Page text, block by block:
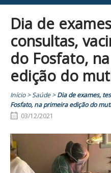
Dia de
consultas,
do Fosfato,
edição do
Início>Saúde>Dia de exames,
Fosfato, na primeira edição do
03/12/2021